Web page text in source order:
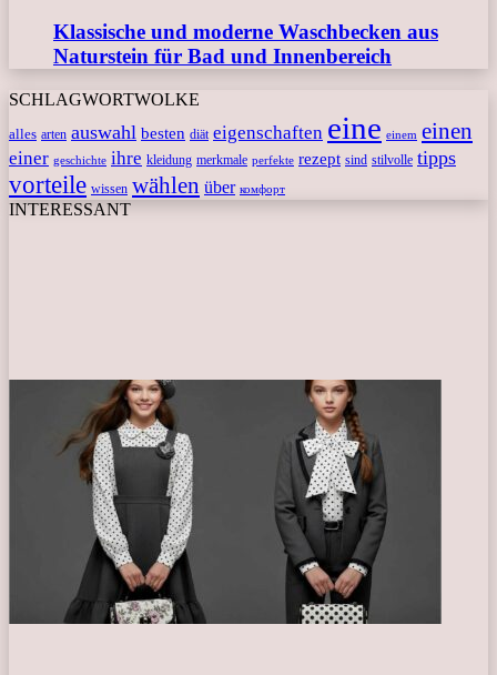
Klassische und moderne Waschbecken aus
Naturstein für Bad und Innenbereich
SCHLAGWORTWOLKE
alles arten auswahl besten diät eigenschaften eine einem einen
einer geschichte ihre kleidung merkmale perfekte rezept sind stilvolle tipps
vorteile wissen wählen über комфорт
INTERESSANT